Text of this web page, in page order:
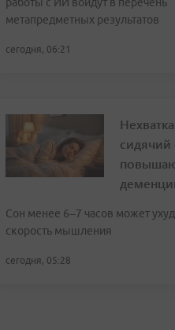
метапредметных результатов
сегодня, 06:21
сидячий
Сон менее 6–7 часов может
скорость мышления
сегодня, 05:28